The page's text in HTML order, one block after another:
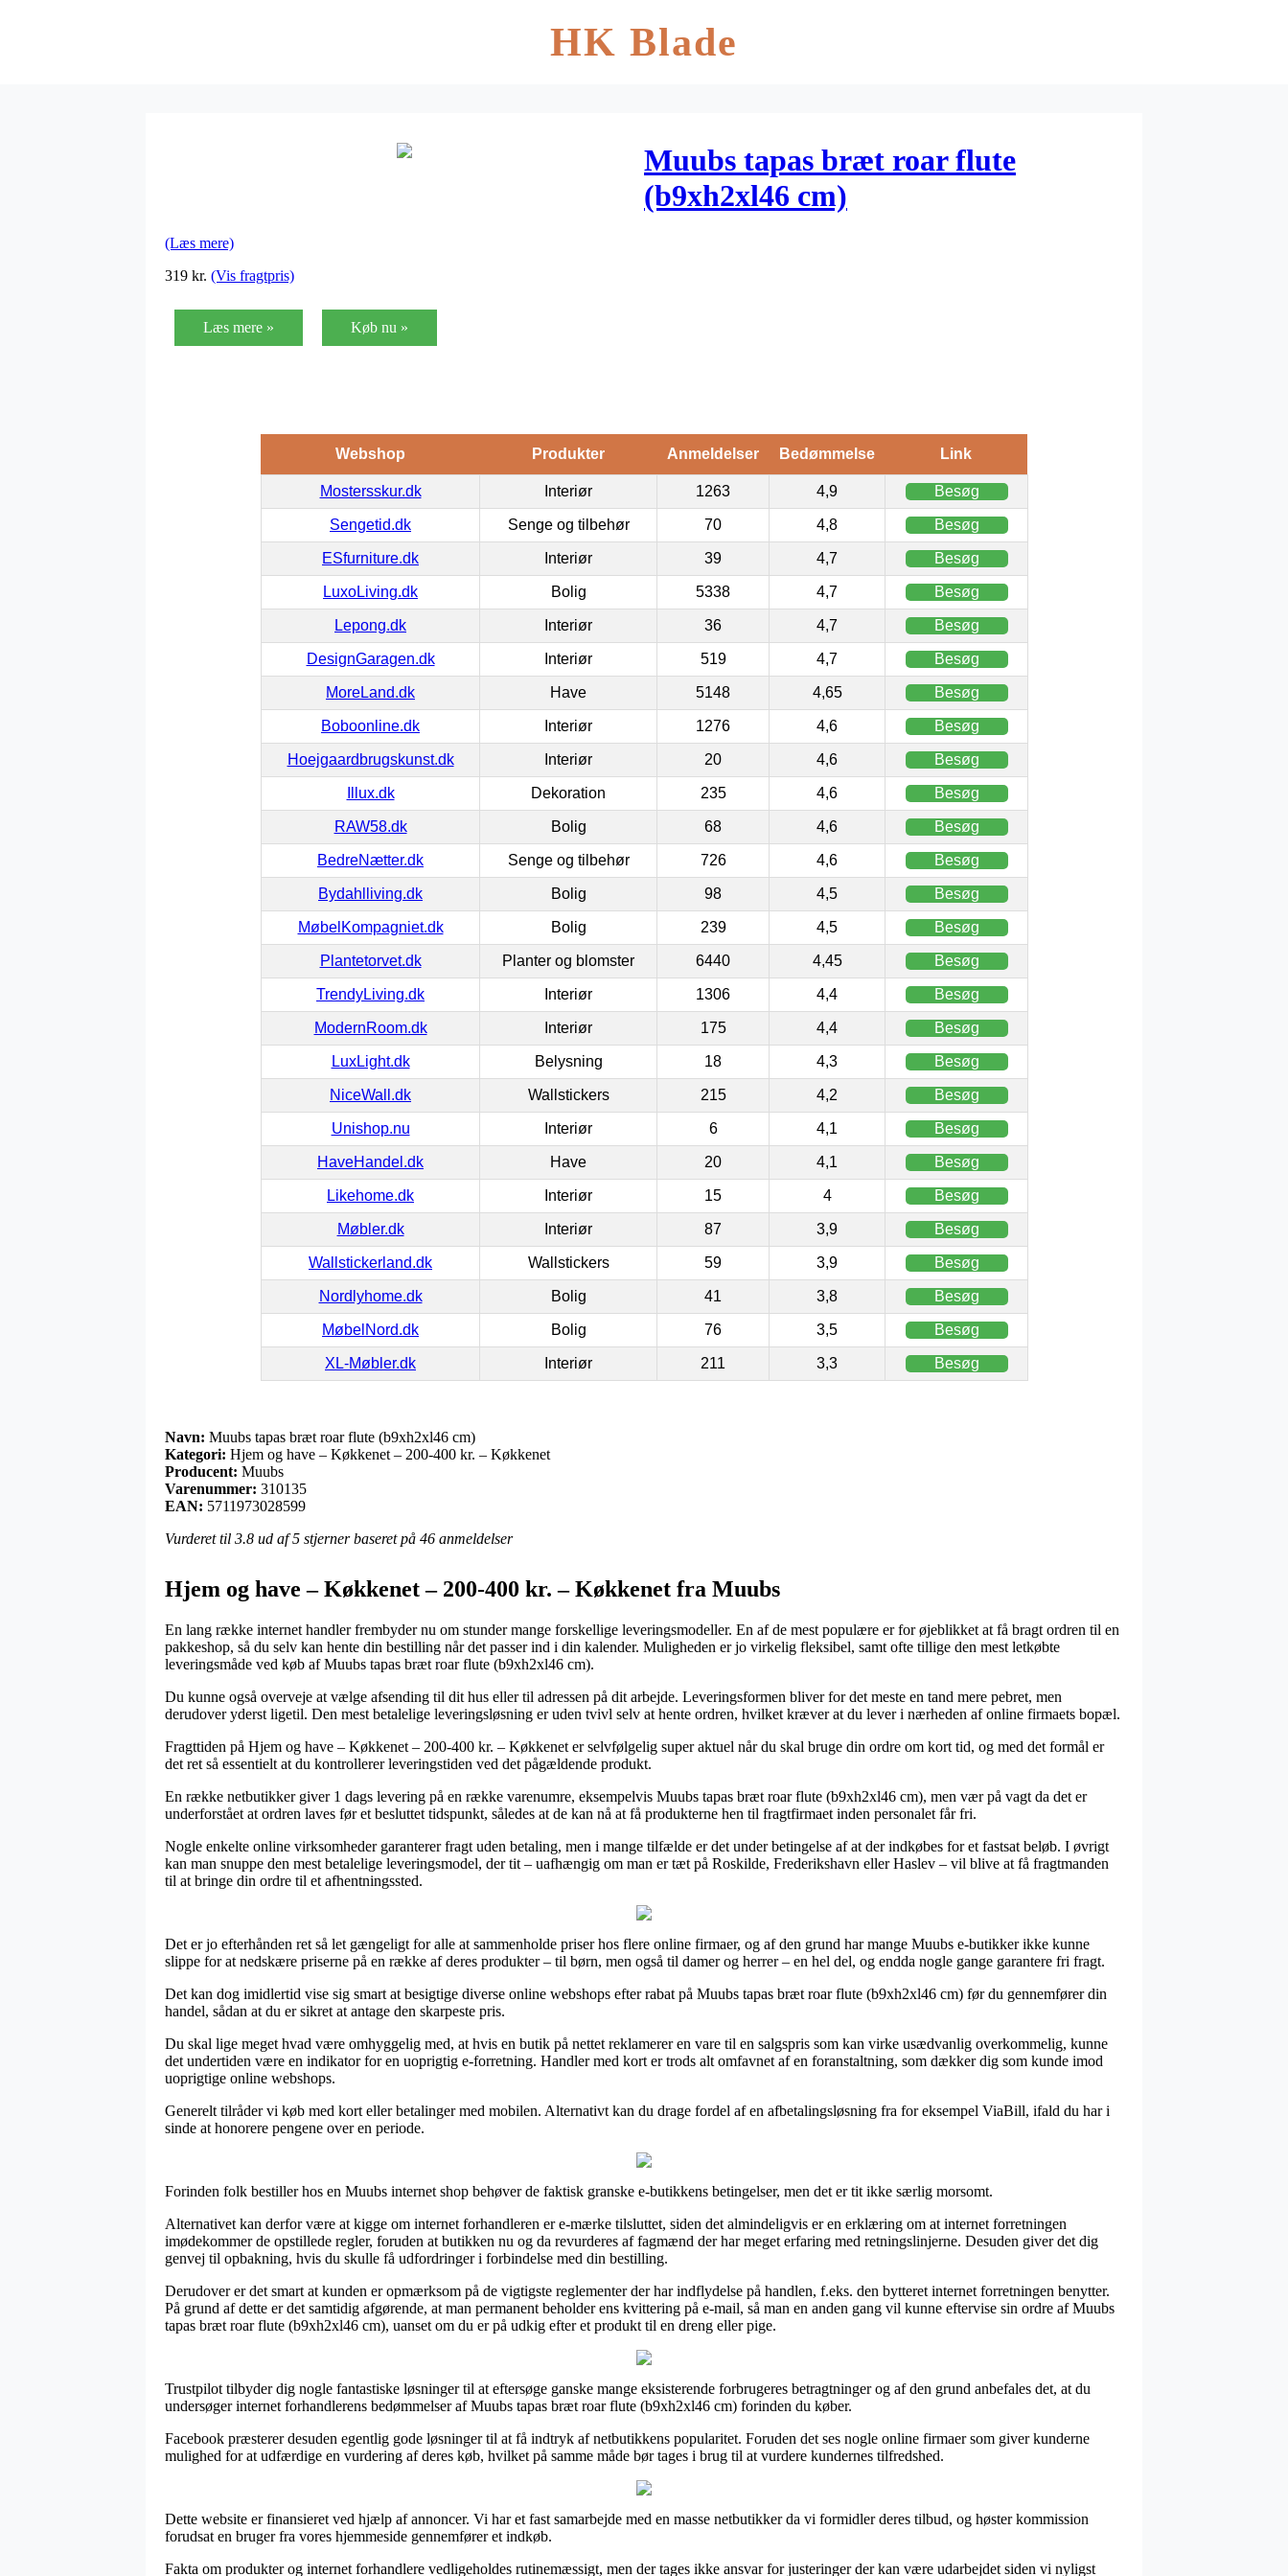
HK Blade
Muubs tapas bræt roar flute
(b9xh2xl46 cm)
(Læs mere)
319 kr. (Vis fragtpris)
Læs mere » Køb nu »
Webshop Produkter Anmeldelser Bedømmelse Link
Mostersskur.dk Interiør 1263 4,9 Besøg
Sengetid.dk Senge og tilbehør 70 4,8 Besøg
ESfurniture.dk Interiør 39 4,7 Besøg
LuxoLiving.dk Bolig 5338 4,7 Besøg
Lepong.dk Interiør 36 4,7 Besøg
DesignGaragen.dk Interiør 519 4,7 Besøg
MoreLand.dk Have 5148 4,65 Besøg
Boboonline.dk Interiør 1276 4,6 Besøg
Hoejgaardbrugskunst.dk Interiør 20 4,6 Besøg
Illux.dk Dekoration 235 4,6 Besøg
RAW58.dk Bolig 68 4,6 Besøg
BedreNætter.dk Senge og tilbehør 726 4,6 Besøg
Bydahlliving.dk Bolig 98 4,5 Besøg
MøbelKompagniet.dk Bolig 239 4,5 Besøg
Plantetorvet.dk Planter og blomster 6440 4,45 Besøg
TrendyLiving.dk Interiør 1306 4,4 Besøg
ModernRoom.dk Interiør 175 4,4 Besøg
LuxLight.dk Belysning 18 4,3 Besøg
NiceWall.dk Wallstickers 215 4,2 Besøg
Unishop.nu Interiør 6 4,1 Besøg
HaveHandel.dk Have 20 4,1 Besøg
Likehome.dk Interiør 15 4 Besøg
Møbler.dk Interiør 87 3,9 Besøg
Wallstickerland.dk Wallstickers 59 3,9 Besøg
Nordlyhome.dk Bolig 41 3,8 Besøg
MøbelNord.dk Bolig 76 3,5 Besøg
XL-Møbler.dk Interiør 211 3,3 Besøg
Navn: Muubs tapas bræt roar flute (b9xh2xl46 cm)
Kategori: Hjem og have – Køkkenet – 200-400 kr. – Køkkenet
Producent: Muubs
Varenummer: 310135
EAN: 5711973028599
Vurderet til 3.8 ud af 5 stjerner baseret på 46 anmeldelser
Hjem og have – Køkkenet – 200-400 kr. – Køkkenet fra Muubs
En lang række internet handler frembyder nu om stunder mange forskellige leveringsmodeller. En af de mest populære er for øjeblikket at få bragt ordren til en
pakkeshop, så du selv kan hente din bestilling når det passer ind i din kalender. Muligheden er jo virkelig fleksibel, samt ofte tillige den mest letkøbte
leveringsmåde ved køb af Muubs tapas bræt roar flute (b9xh2xl46 cm).
Du kunne også overveje at vælge afsending til dit hus eller til adressen på dit arbejde. Leveringsformen bliver for det meste en tand mere pebret, men
derudover yderst ligetil. Den mest betalelige leveringsløsning er uden tvivl selv at hente ordren, hvilket kræver at du lever i nærheden af online firmaets bopæl.
Fragttiden på Hjem og have – Køkkenet – 200-400 kr. – Køkkenet er selvfølgelig super aktuel når du skal bruge din ordre om kort tid, og med det formål er
det ret så essentielt at du kontrollerer leveringstiden ved det pågældende produkt.
En række netbutikker giver 1 dags levering på en række varenumre, eksempelvis Muubs tapas bræt roar flute (b9xh2xl46 cm), men vær på vagt da det er
underforstået at ordren laves før et besluttet tidspunkt, således at de kan nå at få produkterne hen til fragtfirmaet inden personalet får fri.
Nogle enkelte online virksomheder garanterer fragt uden betaling, men i mange tilfælde er det under betingelse af at der indkøbes for et fastsat beløb. I øvrigt
kan man snuppe den mest betalelige leveringsmodel, der tit – uafhængig om man er tæt på Roskilde, Frederikshavn eller Haslev – vil blive at få fragtmanden
til at bringe din ordre til et afhentningssted.
Det er jo efterhånden ret så let gængeligt for alle at sammenholde priser hos flere online firmaer, og af den grund har mange Muubs e-butikker ikke kunne
slippe for at nedskære priserne på en række af deres produkter – til børn, men også til damer og herrer – en hel del, og endda nogle gange garantere fri fragt.
Det kan dog imidlertid vise sig smart at besigtige diverse online webshops efter rabat på Muubs tapas bræt roar flute (b9xh2xl46 cm) før du gennemfører din
handel, sådan at du er sikret at antage den skarpeste pris.
Du skal lige meget hvad være omhyggelig med, at hvis en butik på nettet reklamerer en vare til en salgspris som kan virke usædvanlig overkommelig, kunne
det undertiden være en indikator for en uoprigtig e-forretning. Handler med kort er trods alt omfavnet af en foranstaltning, som dækker dig som kunde imod
uoprigtige online webshops.
Generelt tilråder vi køb med kort eller betalinger med mobilen. Alternativt kan du drage fordel af en afbetalingsløsning fra for eksempel ViaBill, ifald du har i
sinde at honorere pengene over en periode.
Forinden folk bestiller hos en Muubs internet shop behøver de faktisk granske e-butikkens betingelser, men det er tit ikke særlig morsomt.
Alternativet kan derfor være at kigge om internet forhandleren er e-mærke tilsluttet, siden det almindeligvis er en erklæring om at internet forretningen
imødekommer de opstillede regler, foruden at butikken nu og da revurderes af fagmænd der har meget erfaring med retningslinjerne. Desuden giver det dig
genvej til opbakning, hvis du skulle få udfordringer i forbindelse med din bestilling.
Derudover er det smart at kunden er opmærksom på de vigtigste reglementer der har indflydelse på handlen, f.eks. den bytteret internet forretningen benytter.
På grund af dette er det samtidig afgørende, at man permanent beholder ens kvittering på e-mail, så man en anden gang vil kunne eftervise sin ordre af Muubs
tapas bræt roar flute (b9xh2xl46 cm), uanset om du er på udkig efter et produkt til en dreng eller pige.
Trustpilot tilbyder dig nogle fantastiske løsninger til at eftersøge ganske mange eksisterende forbrugeres betragtninger og af den grund anbefales det, at du
undersøger internet forhandlerens bedømmelser af Muubs tapas bræt roar flute (b9xh2xl46 cm) forinden du køber.
Facebook præsterer desuden egentlig gode løsninger til at få indtryk af netbutikkens popularitet. Foruden det ses nogle online firmaer som giver kunderne
mulighed for at udfærdige en vurdering af deres køb, hvilket på samme måde bør tages i brug til at vurdere kundernes tilfredshed.
Dette website er finansieret ved hjælp af annoncer. Vi har et fast samarbejde med en masse netbutikker da vi formidler deres tilbud, og høster kommission
forudsat en bruger fra vores hjemmeside gennemfører et indkøb.
Fakta om produkter og internet forhandlere vedligeholdes rutinemæssigt, men der tages ikke ansvar for justeringer der kan være udarbejdet siden vi nyligst